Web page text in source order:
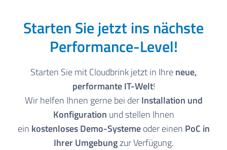
Starten Sie jetzt ins nächste
Performance-Level!
Starten Sie mit Cloudbrink jetzt in Ihreneue,
performante IT-Welt!
Wir helfen Ihnen gerne bei derInstallation und
Konfiguration und stellen Ihnen
ein kostenloses Demo-Systemeoder einen PoC in
Ihrer Umgebungzur Verfügung.